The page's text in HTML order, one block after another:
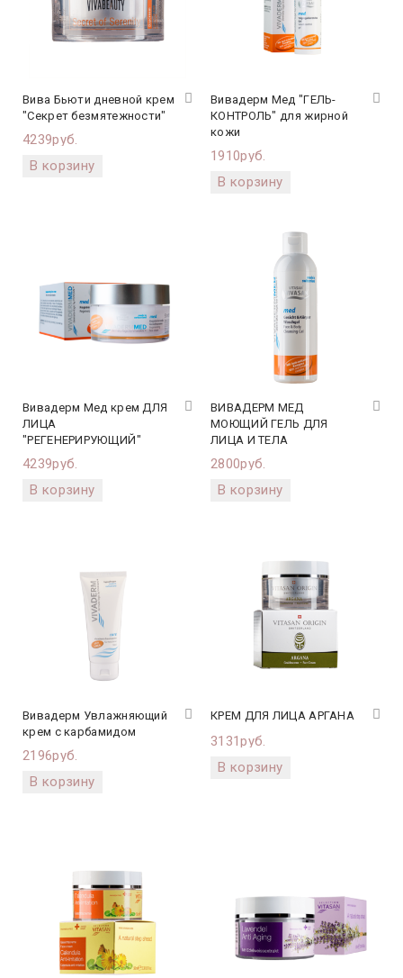
Вива Бьюти дневной крем
"Секрет безмятежности"
4239руб.
Вивадерм Мед "ГЕЛЬ-
КОНТРОЛЬ" для жирной
кожи
1910руб.
Вивадерм Мед крем ДЛЯ
ЛИЦА
"РЕГЕНЕРИРУЮЩИЙ"
4239руб.
ВИВАДЕРМ МЕД
МОЮЩИЙ ГЕЛЬ ДЛЯ
ЛИЦА И ТЕЛА
2800руб.
Вивадерм Увлажняющий
крем с карбамидом
2196руб.
КРЕМ ДЛЯ ЛИЦА АРГАНА
3131руб.